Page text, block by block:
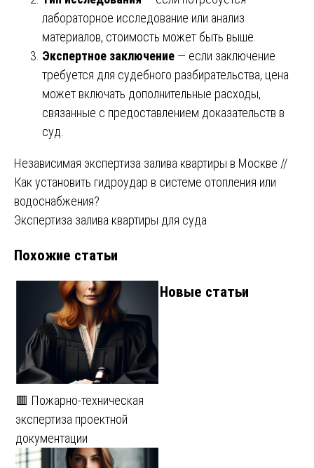
лабораторное исследование или анализ
материалов, стоимость может быть выше.
Экспертное заключение — если заключение
требуется для судебного разбирательства, цена
может включать дополнительные расходы,
связанные с предоставлением доказательств в
суд.
Навигация
по
записям
Независимая экспертиза залива квартиры в Москве //
Как установить гидроудар в системе отопления или
водоснабжения?
Экспертиза залива квартиры для суда
Похожие статьи
🟥 Пожарно-техническая
экспертиза проектной
документации
Новые статьи